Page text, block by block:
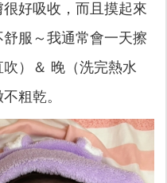
好吸收，而且摸起來
服～ 我通常會一天擦
）＆ 晚（洗完熱水
粗乾。